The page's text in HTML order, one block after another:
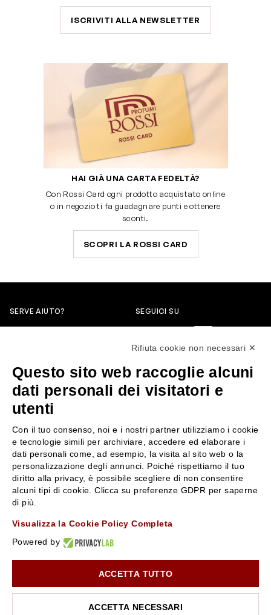
ISCRIVITI ALLA NEWSLETTER
HAI GIÀ UNA CARTA FEDELTÀ?
Con Rossi Card ogni prodotto acquistato online
o in negozio ti fa guadagnare punti e ottenere
sconti.
SCOPRI LA ROSSI CARD
SERVE AIUTO?
servizioclienti@rossiprofumi.it
SEGUICI SU
SERVIZIO CLIENTI
Resi e rimborsi
Pagamenti
Spedizione
Condizioni generali di vendita
Privacy Policy
Chi siamo
Contattaci
Negozi
Attiva la Rossi Card
Lavora con noi
10% di Sconto sul primo ordine!*
Iscriviti alla newsletter e rimani aggiornato con le novità e
le promozioni Rossi Profumi.
*Il Buono non si applica su Articoli in Promozione
Rifiuta cookie non necessari ✕
Questo sito web raccoglie alcuni
dati personali dei visitatori e
utenti
Con il tuo consenso, noi e i nostri partner utilizziamo i cookie
e tecnologie simili per archiviare, accedere ed elaborare i
dati personali come, ad esempio, la visita al sito web o la
personalizzazione degli annunci. Poiché rispettiamo il tuo
diritto alla privacy, è possibile scegliere di non consentire
alcuni tipi di cookie. Clicca su preferenze GDPR per saperne
di più.
Visualizza la Cookie Policy Completa
Powered by
ACCETTA TUTTO
ACCETTA NECESSARI